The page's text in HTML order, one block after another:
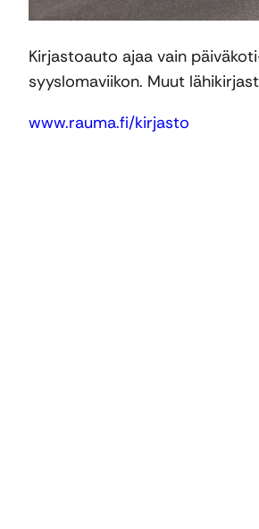
Kirjastoauto ajaa vain
syyslomaviikon. Muut
www.rauma.fi/kirjasto